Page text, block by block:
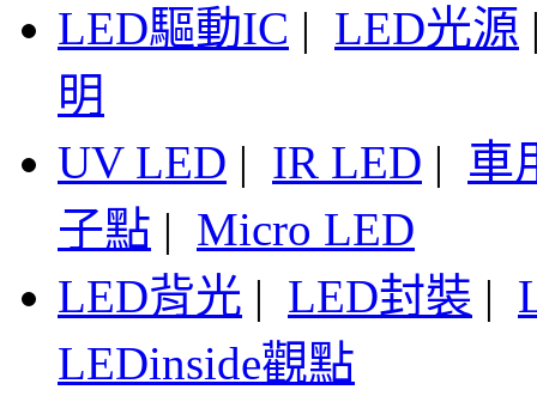
LED驅動IC | LED光源
明
UV LED | IR LED | 車
子點 | Micro LED
LED背光 | LED封裝 |
LEDinside觀點